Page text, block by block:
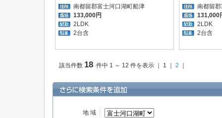
南都留郡富士河口湖町船津
133,000円
2LDK
2台含
南都留
131,000
2LDK
2台
該当件数 18 件中 1 ～ 12 件を表示 ｜ 1 ｜ 2
地域